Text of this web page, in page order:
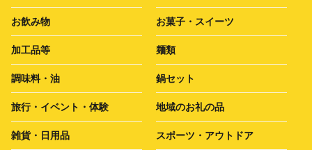
お飲み物 お菓子・スイーツ
加工品等 麺類
調味料・油 鍋セット
旅行・イベント・体験 地域のお礼の品
雑貨・日用品 スポーツ・アウトドア